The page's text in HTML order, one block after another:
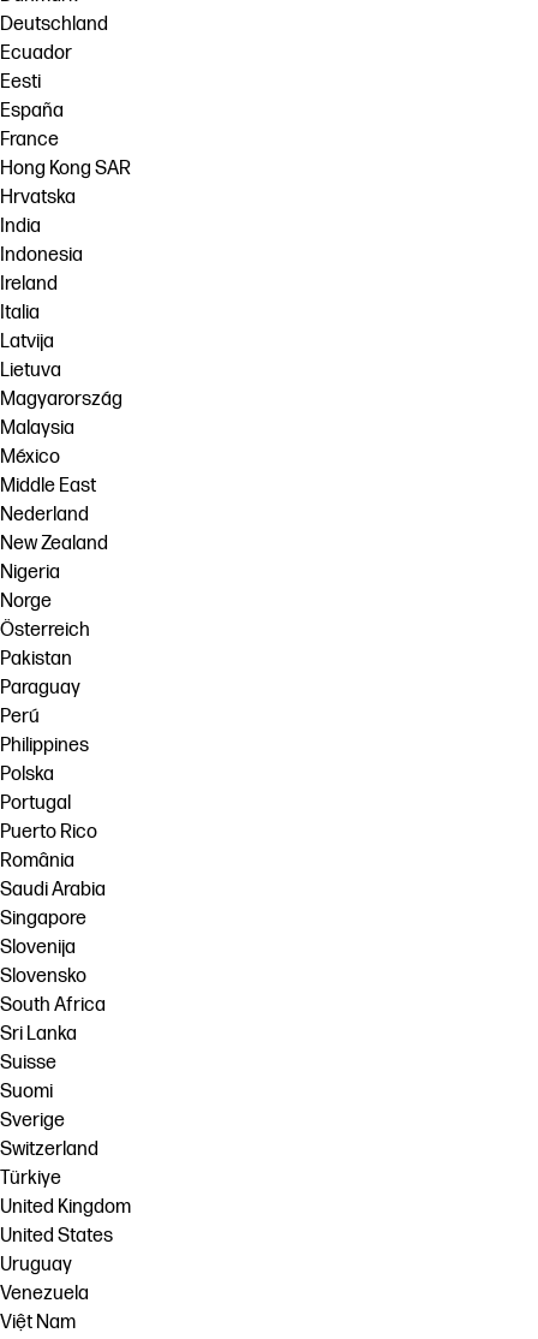
Deutschland
Ecuador
Eesti
España
France
Hong Kong SAR
Hrvatska
India
Indonesia
Ireland
Italia
Latvija
Lietuva
Magyarország
Malaysia
México
Middle East
Nederland
New Zealand
Nigeria
Norge
Österreich
Pakistan
Paraguay
Perú
Philippines
Polska
Portugal
Puerto Rico
România
Saudi Arabia
Singapore
Slovenija
Slovensko
South Africa
Sri Lanka
Suisse
Suomi
Sverige
Switzerland
Türkiye
United Kingdom
United States
Uruguay
Venezuela
Việt Nam